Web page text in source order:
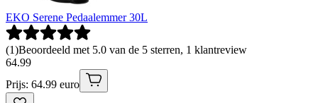
EKO Serene Pedaalemmer 30L
(1)Beoordeeld met 5.0 van de 5 sterren, 1 klantreview
64.99
Prijs: 64.99 euro